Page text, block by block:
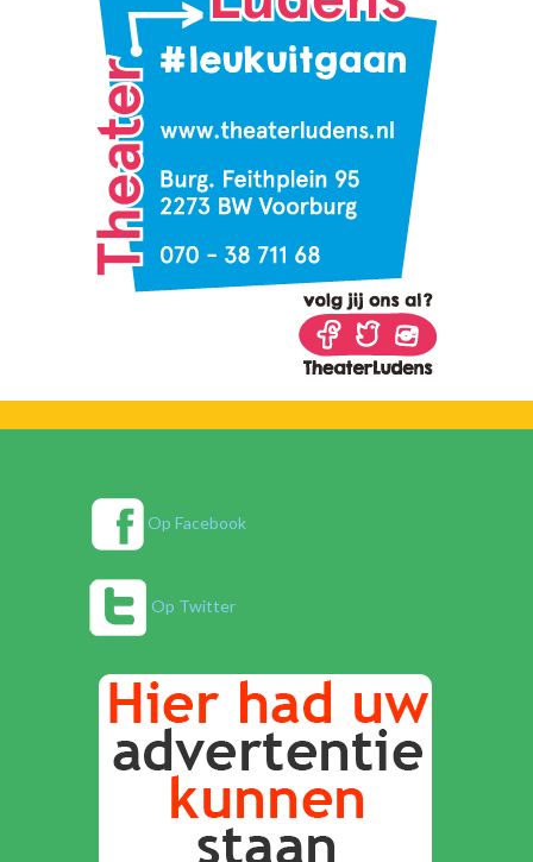
Op Facebook
Op Twitter